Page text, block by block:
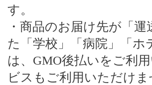
す。
・商品のお届け先が「
た「学校」「病院」「
は、GMO後払いをご利
ビスもご利用いただけ